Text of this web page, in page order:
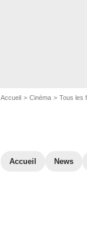
Accueil Cinéma Tous les
Accueil News